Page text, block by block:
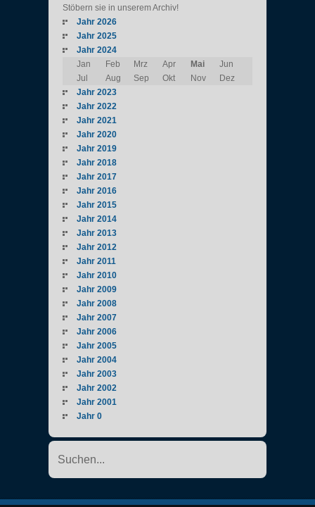
Stöbern sie in unserem Archiv!
Jahr 2026
Jahr 2025
Jahr 2024
Jan
Feb Mrz Apr Mai
Jun
Jul
Aug Sep Okt Nov
Dez
Jahr 2023
Jahr 2022
Jahr 2021
Jahr 2020
Jahr 2019
Jahr 2018
Jahr 2017
Jahr 2016
Jahr 2015
Jahr 2014
Jahr 2013
Jahr 2012
Jahr 2011
Jahr 2010
Jahr 2009
Jahr 2008
Jahr 2007
Jahr 2006
Jahr 2005
Jahr 2004
Jahr 2003
Jahr 2002
Jahr 2001
Jahr 0